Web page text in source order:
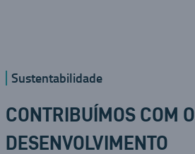
Sustentabilidade
CONTRIBUÍMOS COM O
DESENVOLVIMENTO